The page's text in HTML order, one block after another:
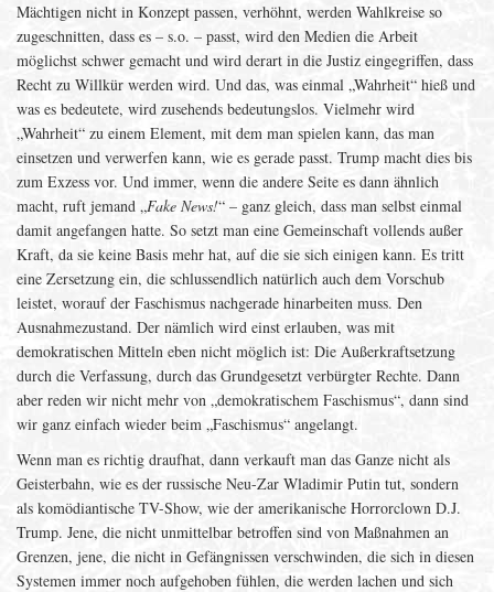
Mächtigen nicht in Konzept passen, verhöhnt, werden Wahlkreise so
zugeschnitten, dass es – s.o. – passt, wird den Medien die Arbeit
möglichst schwer gemacht und wird derart in die Justiz eingegriffen, dass
Recht zu Willkür werden wird. Und das, was einmal „Wahrheit“ hieß und
was es bedeutete, wird zusehends bedeutungslos. Vielmehr wird
„Wahrheit“ zu einem Element, mit dem man spielen kann, das man
einsetzen und verwerfen kann, wie es gerade passt. Trump macht dies bis
zum Exzess vor. Und immer, wenn die andere Seite es dann ähnlich
macht, ruft jemand „Fake News!“ – ganz gleich, dass man selbst einmal
damit angefangen hatte. So setzt man eine Gemeinschaft vollends außer
Kraft, da sie keine Basis mehr hat, auf die sie sich einigen kann. Es tritt
eine Zersetzung ein, die schlussendlich natürlich auch dem Vorschub
leistet, worauf der Faschismus nachgerade hinarbeiten muss. Den
Ausnahmezustand. Der nämlich wird einst erlauben, was mit
demokratischen Mitteln eben nicht möglich ist: Die Außerkraftsetzung
durch die Verfassung, durch das Grundgesetzt verbürgter Rechte. Dann
aber reden wir nicht mehr von „demokratischem Faschismus“, dann sind
wir ganz einfach wieder beim „Faschismus“ angelangt.
Wenn man es richtig draufhat, dann verkauft man das Ganze nicht als
Geisterbahn, wie es der russische Neu-Zar Wladimir Putin tut, sondern
als komödiantische TV-Show, wie der amerikanische Horrorclown D.J.
Trump. Jene, die nicht unmittelbar betroffen sind von Maßnahmen an
Grenzen, jene, die nicht in Gefängnissen verschwinden, die sich in diesen
Systemen immer noch aufgehoben fühlen, die werden lachen und sich